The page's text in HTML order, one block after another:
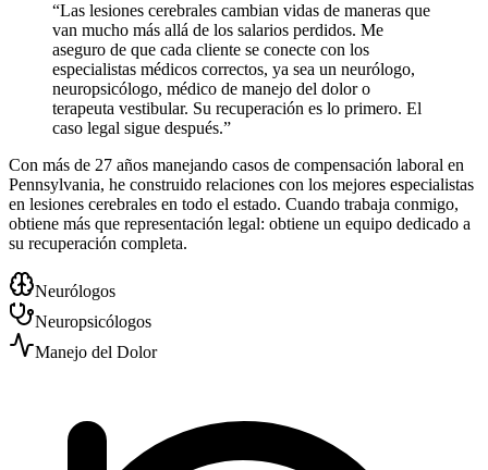
“Las lesiones cerebrales cambian vidas de maneras que
van mucho más allá de los salarios perdidos. Me
aseguro de que cada cliente se conecte con los
especialistas médicos correctos, ya sea un neurólogo,
neuropsicólogo, médico de manejo del dolor o
terapeuta vestibular. Su recuperación es lo primero. El
caso legal sigue después.”
Con más de 27 años manejando casos de compensación laboral en
Pennsylvania, he construido relaciones con los mejores especialistas
en lesiones cerebrales en todo el estado. Cuando trabaja conmigo,
obtiene más que representación legal: obtiene un equipo dedicado a
su recuperación completa.
Neurólogos
Neuropsicólogos
Manejo del Dolor